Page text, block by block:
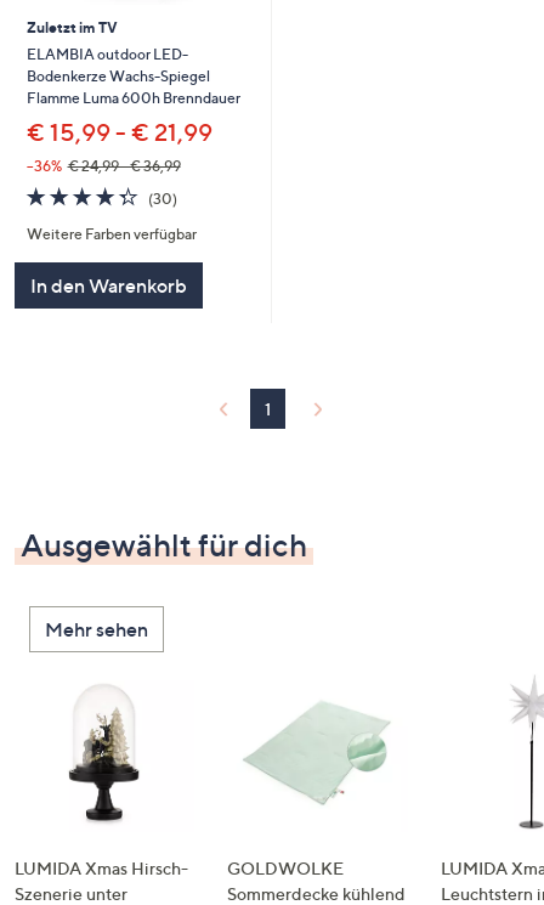
diese
anzuzeigen.
Zuletzt im TV
ELAMBIA outdoor LED-
Bodenkerze Wachs-Spiegel
Flamme Luma 600h Brenndauer
€ 15,99 - € 21,99
--36% € 24,99 - € 36,99
4.3
von
5
(30)30
Weitere Farben verfügbar
In den Warenkorb
1
Ausgewählt für dich
Mehr sehen
LUMIDA Xmas Hirsch-
Szenerie unter
GOLDWOLKE
Sommerdecke kühlend
LUMIDA
Leuchtstern